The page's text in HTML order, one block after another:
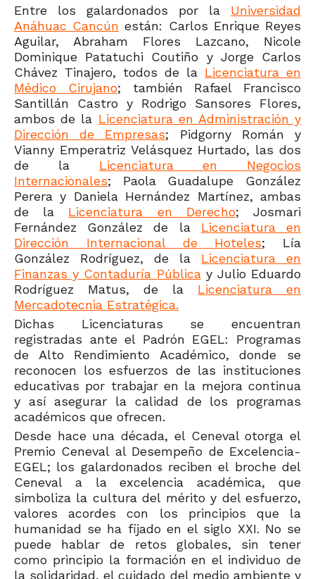
Entre los galardonados por la Universidad
Anáhuac Cancún están: Carlos Enrique Reyes
Aguilar, Abraham Flores Lazcano, Nicole
Dominique Patatuchi Coutiño y Jorge Carlos
Chávez Tinajero, todos de la Licenciatura en
Médico Cirujano; también Rafael Francisco
Santillán Castro y Rodrigo Sansores Flores,
ambos de la Licenciatura en Administración y
Dirección de Empresas; Pidgorny Román y
Vianny Emperatriz Velásquez Hurtado, las dos
de la Licenciatura en Negocios
Internacionales; Paola Guadalupe González
Perera y Daniela Hernández Martínez, ambas
de la Licenciatura en Derecho; Josmari
Fernández González de la Licenciatura en
Dirección Internacional de Hoteles; Lía
González Rodríguez, de la Licenciatura en
Finanzas y Contaduría Públicay Julio Eduardo
Rodríguez Matus, de la Licenciatura en
Mercadotecnia Estratégica.
Dichas Licenciaturas se encuentran
registradas ante el Padrón EGEL: Programas
de Alto Rendimiento Académico, donde se
reconocen los esfuerzos de las instituciones
educativas por trabajar en la mejora continua
y así asegurar la calidad de los programas
académicos que ofrecen.
Desde hace una década, el Ceneval otorga el
Premio Ceneval al Desempeño de Excelencia-
EGEL; los galardonados reciben el broche del
Ceneval a la excelencia académica, que
simboliza la cultura del mérito y del esfuerzo,
valores acordes con los principios que la
humanidad se ha fijado en el siglo XXI. No se
puede hablar de retos globales, sin tener
como principio la formación en el individuo de
la solidaridad, el cuidado del medio ambiente y